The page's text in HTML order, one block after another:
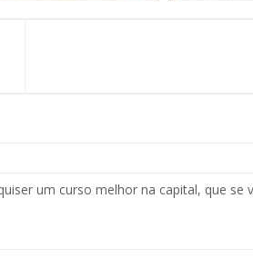
um curso melhor na capital, que se